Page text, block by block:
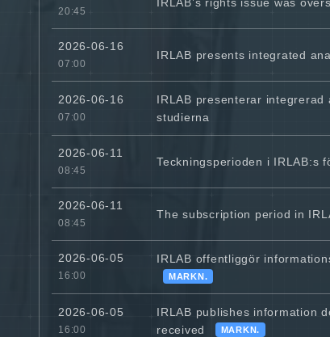
20:45
2026-06-16
07:00
IRLAB presents integrated
2026-06-16
07:00
IRLAB presenterar
studierna
2026-06-11
08:45
Teckningsperioden i IRLAB:s
2026-06-11
08:45
The subscription period in
2026-06-05
16:00
IRLAB offentliggör
MARKN.
2026-06-05
16:00
IRLAB publishes information
received
MARKN.